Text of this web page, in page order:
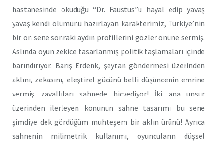
hastanesinde okuduğu “Dr. Faustus”u hayal edip yavaş
yavaş kendi ölümünü hazırlayan karakterimiz, Türkiye’nin
bir on sene sonraki aydın profillerini gözler önüne sermiş.
Aslında oyun zekice tasarlanmış politik taşlamaları içinde
barındırıyor. Barış Erdenk, şeytan göndermesi üzerinden
aklını, zekasını, eleştirel gücünü belli düşüncenin emrine
vermiş zavallıları sahnede hicvediyor! İki ana unsur
üzerinden ilerleyen konunun sahne tasarımı bu sene
şimdiye dek gördüğüm muhteşem bir aklın ürünü! Ayrıca
sahnenin milimetrik kullanımı, oyuncuların düşsel